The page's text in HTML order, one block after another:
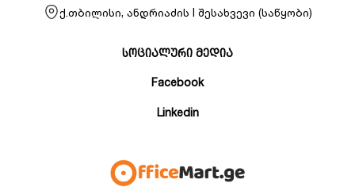
ქ.თბილისი, ანდრიაძის I შესახვევი (საწყობი)
სოციალური მედია
Facebook
Linkedin